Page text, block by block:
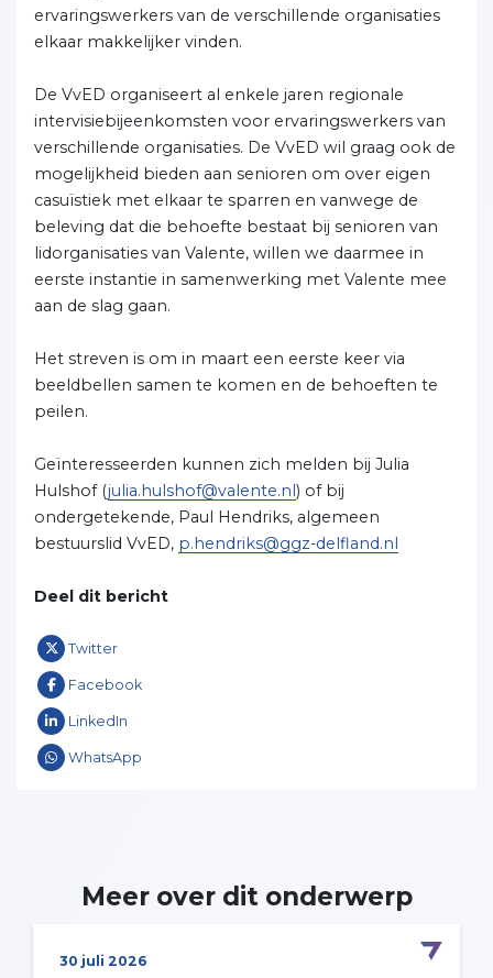
ervaringswerkers van de verschillende organisaties
elkaar makkelijker vinden.
De VvED organiseert al enkele jaren regionale
intervisiebijeenkomsten voor ervaringswerkers van
verschillende organisaties. De VvED wil graag ook de
mogelijkheid bieden aan senioren om over eigen
casuïstiek met elkaar te sparren en vanwege de
beleving dat die behoefte bestaat bij senioren van
lidorganisaties van Valente, willen we daarmee in
eerste instantie in samenwerking met Valente mee
aan de slag gaan.
Het streven is om in maart een eerste keer via
beeldbellen samen te komen en de behoeften te
peilen.
Geïnteresseerden kunnen zich melden bij Julia
Hulshof (julia.hulshof@valente.nl) of bij
ondergetekende, Paul Hendriks, algemeen
bestuurslid VvED, p.hendriks@ggz-delfland.nl
Deel dit bericht
Twitter
Facebook
LinkedIn
WhatsApp
Meer over dit onderwerp
30 juli 2026